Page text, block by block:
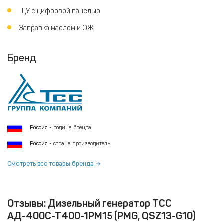
ЩУ с цифровой панелью
Заправка маслом и ОЖ
Бренд
Россия - родина бренда
Россия - страна производитель
Смотреть все товары бренда
Отзывы: Дизельный генератор ТСС
АД-400С-Т400-1РМ15 (PMG, QSZ13-G10)